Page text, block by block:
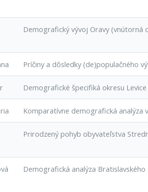
Demografický vývoj Oravy (vnútorná
Príčiny a dôsledky (de)populačného
Demografické špecifiká okresu
Komparatívne demografická analýza
Prirodzený pohyb obyvateľstva
Demografická analýza